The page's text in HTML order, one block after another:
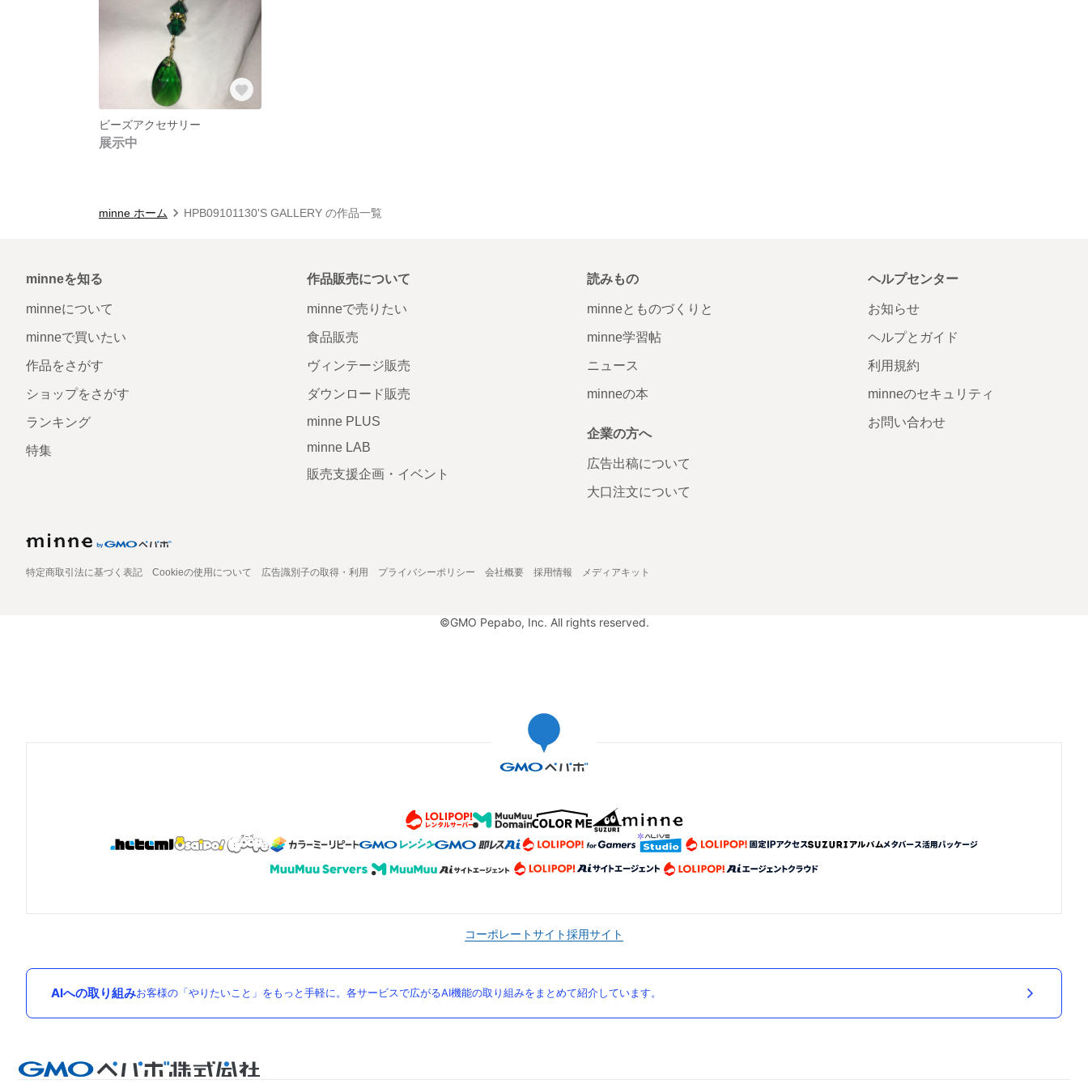
ビーズアクセサリー
展示中
minne ホーム HPB09101130'S GALLERY の作品一覧
minneを知る
minneについて
minneで買いたい
作品をさがす
ショップをさがす
ランキング
特集
作品販売について
minneで売りたい
食品販売
ヴィンテージ販売
ダウンロード販売
minne PLUS
minne LAB
販売支援企画・イベント
読みもの
minneとものづくりと
minne学習帖
ニュース
minneの本
企業の方へ
広告出稿について
大口注文について
ヘルプセンター
お知らせ
ヘルプとガイド
利用規約
minneのセキュリティ
お問い合わせ
特定商取引法に基づく表記 Cookieの使用について 広告識別子の取得・利用 プライバシーポリシー 会社概要 採用情報 メディアキット
©GMO Pepabo, Inc. All rights reserved.
コーポレートサイト採用サイト
AIへの取り組みお客様の「やりたいこと」をもっと手軽に。各サービスで広がるAI機能の取り組みをまとめて紹介しています。